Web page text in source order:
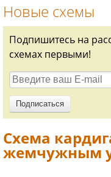
Новые схемы
Подпишитесь на
схемах первыми!
Схема
жемчужным